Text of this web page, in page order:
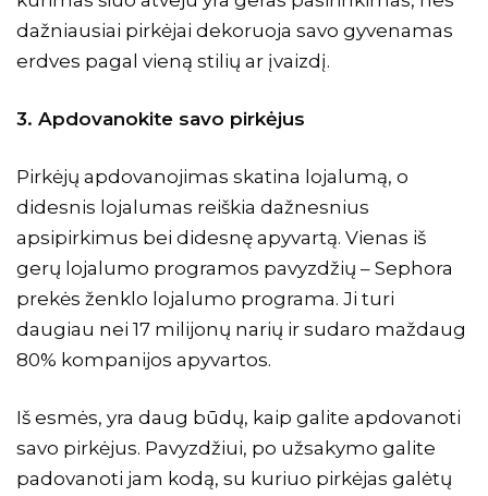
dažniausiai pirkėjai dekoruoja savo gyvenamas
erdves pagal vieną stilių ar įvaizdį.
3. Apdovanokite savo pirkėjus
Pirkėjų apdovanojimas skatina lojalumą, o
didesnis lojalumas reiškia dažnesnius
apsipirkimus bei didesnę apyvartą. Vienas iš
gerų lojalumo programos pavyzdžių – Sephora
prekės ženklo lojalumo programa. Ji turi
daugiau nei 17 milijonų narių ir sudaro maždaug
80% kompanijos apyvartos.
Iš esmės, yra daug būdų, kaip galite apdovanoti
savo pirkėjus. Pavyzdžiui, po užsakymo galite
padovanoti jam kodą, su kuriuo pirkėjas galėtų